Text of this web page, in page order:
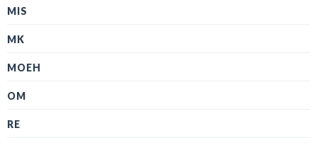
MIS
MK
MOEH
OM
RE